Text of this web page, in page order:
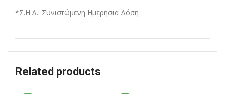
*Σ.Η.Δ.: Συνιστώμενη Ημερήσια Δόση
Related products